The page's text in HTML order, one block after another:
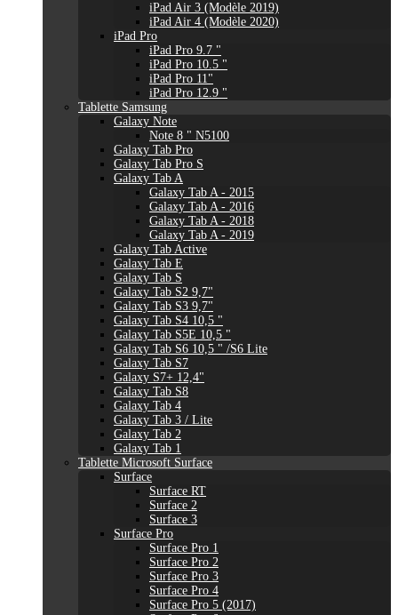
iPad Air 3 (Modèle 2019)
iPad Air 4 (Modèle 2020)
iPad Pro
iPad Pro 9.7 "
iPad Pro 10.5 "
iPad Pro 11"
iPad Pro 12.9 "
Tablette Samsung
Galaxy Note
Note 8 " N5100
Galaxy Tab Pro
Galaxy Tab Pro S
Galaxy Tab A
Galaxy Tab A - 2015
Galaxy Tab A - 2016
Galaxy Tab A - 2018
Galaxy Tab A - 2019
Galaxy Tab Active
Galaxy Tab E
Galaxy Tab S
Galaxy Tab S2 9,7"
Galaxy Tab S3 9,7"
Galaxy Tab S4 10,5 "
Galaxy Tab S5E 10,5 "
Galaxy Tab S6 10,5 " /S6 Lite
Galaxy Tab S7
Galaxy S7+ 12,4"
Galaxy Tab S8
Galaxy Tab 4
Galaxy Tab 3 / Lite
Galaxy Tab 2
Galaxy Tab 1
Tablette Microsoft Surface
Surface
Surface RT
Surface 2
Surface 3
Surface Pro
Surface Pro 1
Surface Pro 2
Surface Pro 3
Surface Pro 4
Surface Pro 5 (2017)